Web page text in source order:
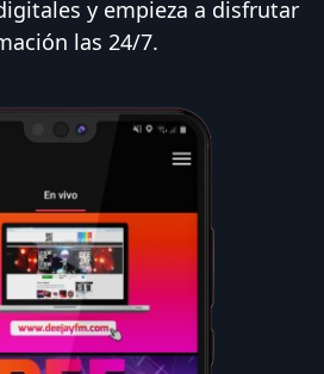
y empieza a disfrutar
las 24/7.